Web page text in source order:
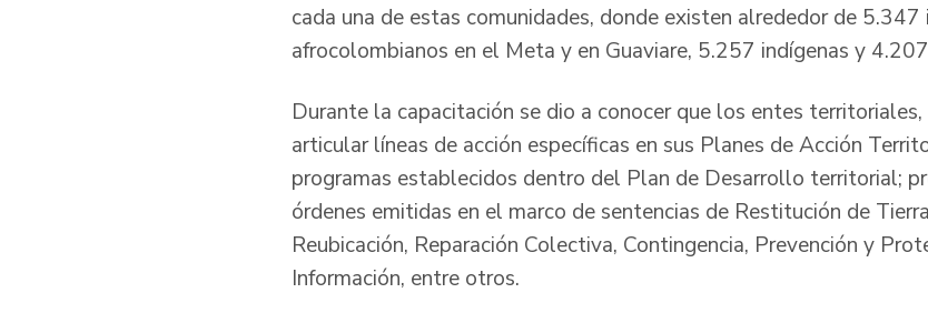
cada una de estas comunidades, donde existen alrededor de
afrocolombianos en el Meta y en Guaviare, 5.257 indígenas y
Durante la capacitación se dio a conocer que los entes
articular líneas de acción específicas en sus Planes de Acción
programas establecidos dentro del Plan de Desarrollo territorial;
órdenes emitidas en el marco de sentencias de Restitución de
Reubicación, Reparación Colectiva, Contingencia, Prevención y
Información, entre otros.